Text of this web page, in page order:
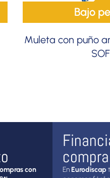
Bajo
Muleta con puño
con
compra
EnEurodiscap